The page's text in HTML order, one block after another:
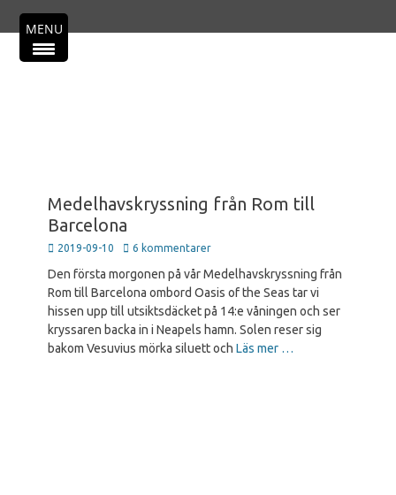
till
innehåll
Primär meny
Medelhavskryssning från Rom till
Barcelona
Publicerad
2019-09-10 6 kommentarer
Den första morgonen på vår Medelhavskryssning från
Rom till Barcelona ombord Oasis of the Seas tar vi
hissen upp till utsiktsdäcket på 14:e våningen och ser
kryssaren backa in i Neapels hamn. Solen reser sig
bakom Vesuvius mörka siluett och Läs mer …
MENU